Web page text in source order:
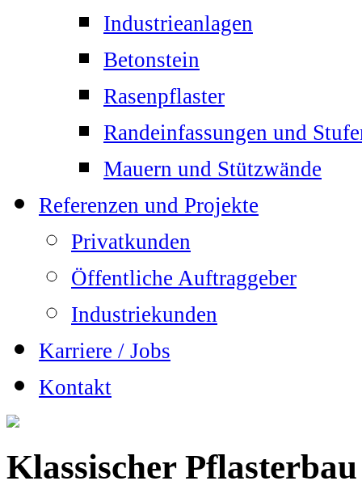
Industrieanlagen
Betonstein
Rasenpflaster
Randeinfassungen und
Mauern und Stützwände
Referenzen und Projekte
Privatkunden
Öffentliche Auftraggeber
Industriekunden
Karriere / Jobs
Kontakt
Klassischer Pflasterbau